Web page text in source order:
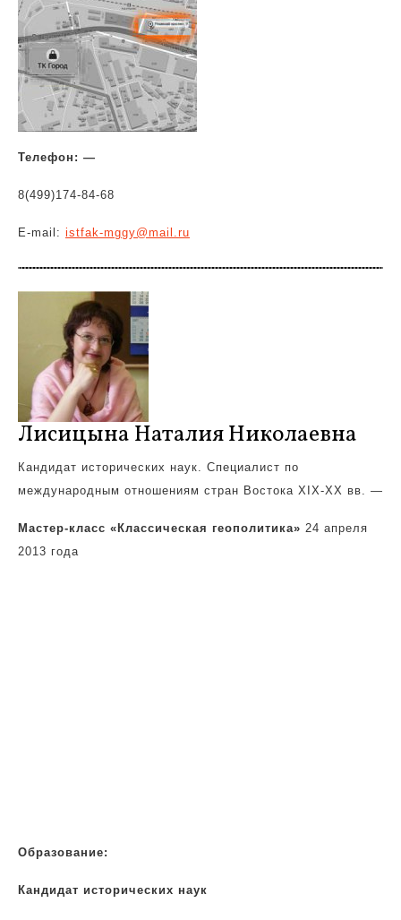
Телефон: —
8(499)174-84-68
E-mail: istfak-mggy@mail.ru
Лисицына Наталия Николаевна
Кандидат исторических наук. Специалист по
международным отношениям стран Востока XIX-XX вв. —
Мастер-класс «Классическая геополитика» 24 апреля
2013 года
Образование:
Кандидат исторических наук